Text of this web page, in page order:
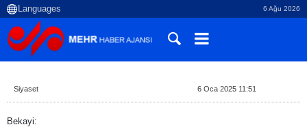
6 Ağu 2026
Siyaset 6 Oca 2025 11:51
Bekayi: